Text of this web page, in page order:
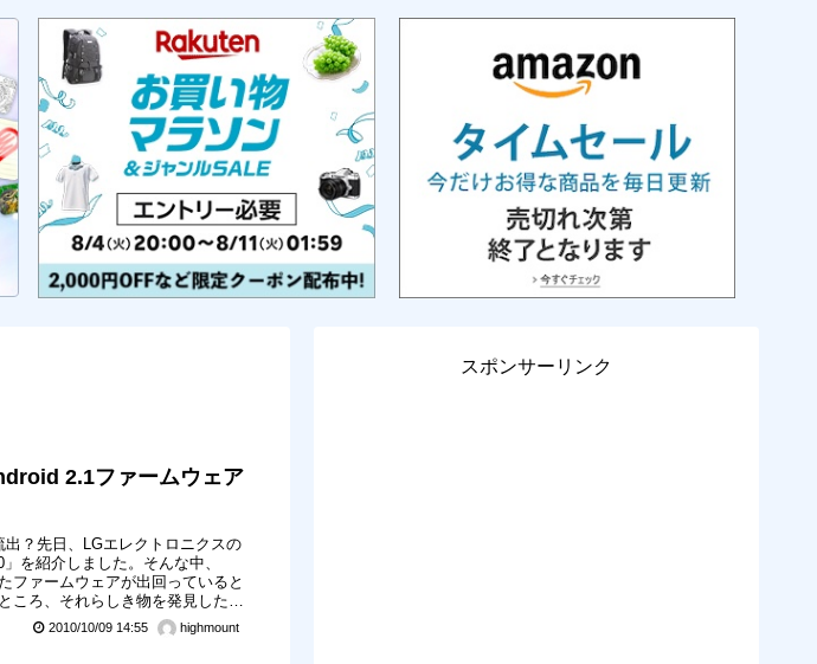
2.1ファームウェア
？先日、LGエレクトロニクスの
を紹介しました。そんな中、
ファームウェアが出回っていると
ころ、それらしき物を発見したの
2.1版ファームで変更された
2010/10/09 14:55 highmount
スポンサーリンク